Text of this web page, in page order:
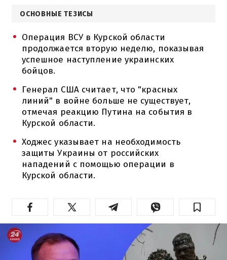
ОСНОВНЫЕ ТЕЗИСЫ
Операция ВСУ в Курской области
продолжается вторую неделю, показывая
успешное наступление украинских
бойцов.
Генерал США считает, что "красных
линий" в войне больше не существует,
отмечая реакцию Путина на события в
Курской области.
Ходжес указывает на необходимость
защиты Украины от российских
нападений с помощью операции в
Курской области.